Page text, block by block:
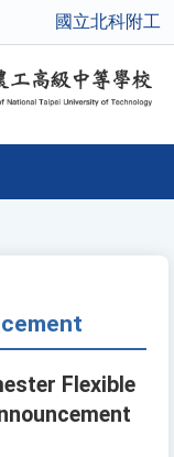
國立北科附工
Flexible